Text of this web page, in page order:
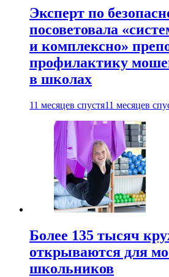
Эксперт по
посоветовала
и комплексно»
профилактику
в школах
11 месяцев спустя11 месяцев
Более 135 тысяч
открываются для
школьников